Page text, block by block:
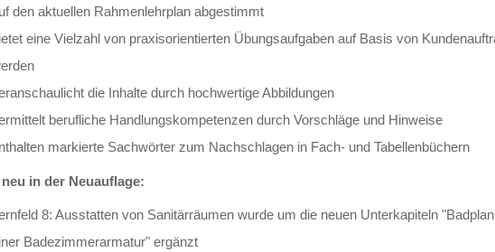
den aktuellen Rahmenlehrplan abgestimmt
eine Vielzahl von praxisorientierten Übungsaufgaben auf Basis von
die Inhalte durch hochwertige Abbildungen
berufliche Handlungskompetenzen durch Vorschläge und Hinweise
markierte Sachwörter zum Nachschlagen in Fach- und Tabellenbüchern
in der Neuauflage:
8: Ausstatten von Sanitärräumen wurde um die neuen Unterkapiteln
Badezimmerarmatur" ergänzt